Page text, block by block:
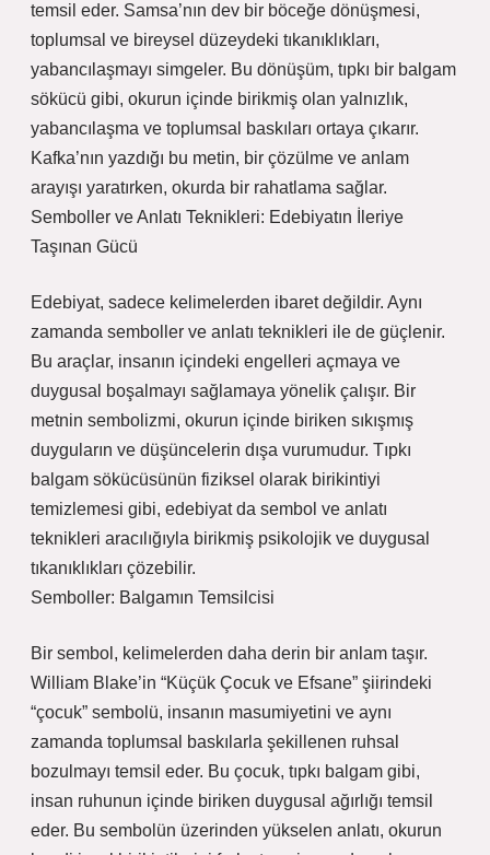
temsil eder. Samsa’nın dev bir böceğe dönüşmesi,
toplumsal ve bireysel düzeydeki tıkanıklıkları,
yabancılaşmayı simgeler. Bu dönüşüm, tıpkı bir balgam
sökücü gibi, okurun içinde birikmiş olan yalnızlık,
yabancılaşma ve toplumsal baskıları ortaya çıkarır.
Kafka’nın yazdığı bu metin, bir çözülme ve anlam
arayışı yaratırken, okurda bir rahatlama sağlar.
Semboller ve Anlatı Teknikleri: Edebiyatın İleriye
Taşınan Gücü
Edebiyat, sadece kelimelerden ibaret değildir. Aynı
zamanda semboller ve anlatı teknikleri ile de güçlenir.
Bu araçlar, insanın içindeki engelleri açmaya ve
duygusal boşalmayı sağlamaya yönelik çalışır. Bir
metnin sembolizmi, okurun içinde biriken sıkışmış
duyguların ve düşüncelerin dışa vurumudur. Tıpkı
balgam sökücüsünün fiziksel olarak birikintiyi
temizlemesi gibi, edebiyat da sembol ve anlatı
teknikleri aracılığıyla birikmiş psikolojik ve duygusal
tıkanıklıkları çözebilir.
Semboller: Balgamın Temsilcisi
Bir sembol, kelimelerden daha derin bir anlam taşır.
William Blake’in “Küçük Çocuk ve Efsane” şiirindeki
“çocuk” sembolü, insanın masumiyetini ve aynı
zamanda toplumsal baskılarla şekillenen ruhsal
bozulmayı temsil eder. Bu çocuk, tıpkı balgam gibi,
insan ruhunun içinde biriken duygusal ağırlığı temsil
eder. Bu sembolün üzerinden yükselen anlatı, okurun